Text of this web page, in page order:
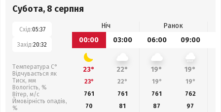
Субота, 8 серпня
Схід:05:37
Захід:20:32
Температура С°
Відчувається як
Тиск, мм
Вологість, %
Вітер, м/с
Ймовірність опадів,
%
Ніч
Ранок
00:00
03:00 06:00 09:00
23° 22° 19° 19°
23° 22° 19° 19°
761
761 761 762
70
81 87
97